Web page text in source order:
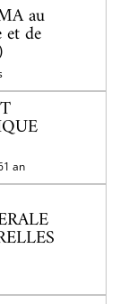
au
et de
1 an